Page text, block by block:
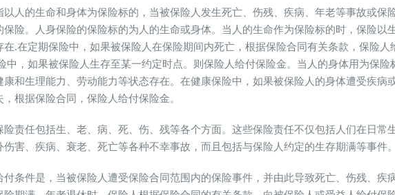
身
保
险?
与
财
产
保
险
区
别
的生命和身体为保险标的，当被保险人发生死亡、伤残、疾病、年老等事故或保
保险。人身保险的保险标的为人的生命或身体。当人的生命作为保险标的时，保险以
在.在定期保险中，如果被保险人在保险期间内死亡，根据保险合同有关条款，保险人
中，如果被保险人生存至某一约定时点。则保险人给付保险金。当人的身体用为保险
康和生理能力、劳动能力等状态存在。在健康保险中，如果被保险人的身体遭受疾病
根据保险合同，保险人给付保险金。
任包括生、老、病、死、伤、残等各个方面。这些保险责任不仅包括人们在日常
害、疾病、衰老、死亡等各种不幸事故，而且包括与保险人约定的生存期满等事件。
件是，当被保险人遭受保险合同范围内的保险事件，并由此导致死亡、伤残、疾病